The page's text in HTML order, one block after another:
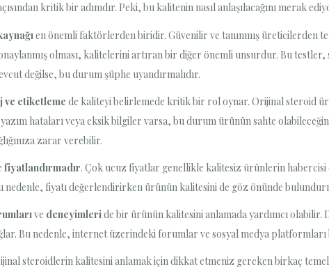
kritik bir adımdır. Peki, bu kalitenin nasıl anlaşılacağını merak
en önemli faktörlerden biridir. Güvenilir ve tanınmış üreticilerden
olması, kalitelerini artıran bir diğer önemli unsurdur. Bu
değilse, bu durum şüphe uyandırmalıdır.
ve etiketleme de kaliteyi belirlemede kritik bir rol oynar. Orijinal steroid
hataları veya eksik bilgiler varsa, bu durum ürünün sahte
zarar verebilir.
fiyatlandırmadır. Çok ucuz fiyatlar genellikle kalitesiz ürünlerin habercisi
nedenle, fiyatı değerlendirirken ürünün kalitesini de göz önünde
ve deneyimleride bir ürünün kalitesini anlamada yardımcı
Bu nedenle, internet üzerindeki forumlar ve sosyal medya
steroidlerin kalitesini anlamak için dikkat etmeniz gereken birkaç